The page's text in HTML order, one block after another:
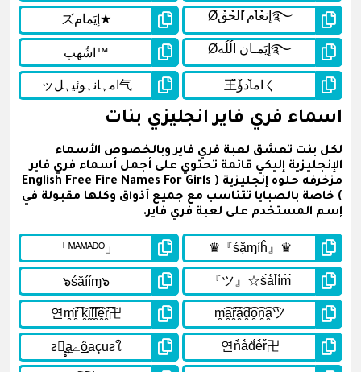
اسماء فري فاير انجليزي بنات
لكل بنت تعشق لعبة فري فاير وبالخصوص الأسماء
الإنجليزية إليكي قائمة تحتوي على أجمل أسماء فري فاير
مزخرفه حلوه إنجليزية ( English Free Fire Names For Girls
) خاصة بالصبايا تتناسب مع جميع أذواق وكلها مقبولة في
إسم المستخدم على لعبة فري فاير.